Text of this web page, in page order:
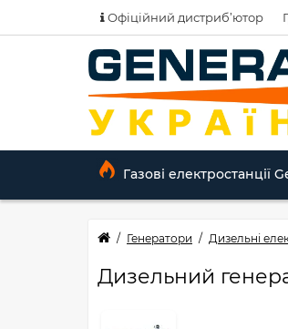
Офіційний дистриб’ютор
Газові електростанції
Генератори Дизельні
Дизельний